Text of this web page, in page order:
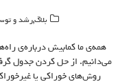
بلاگ,رشد و
همه‌ی ما کمابیش درباره‌ی
می‌دانیم. از حل کردن جدول
روش‌های خوراکی یا